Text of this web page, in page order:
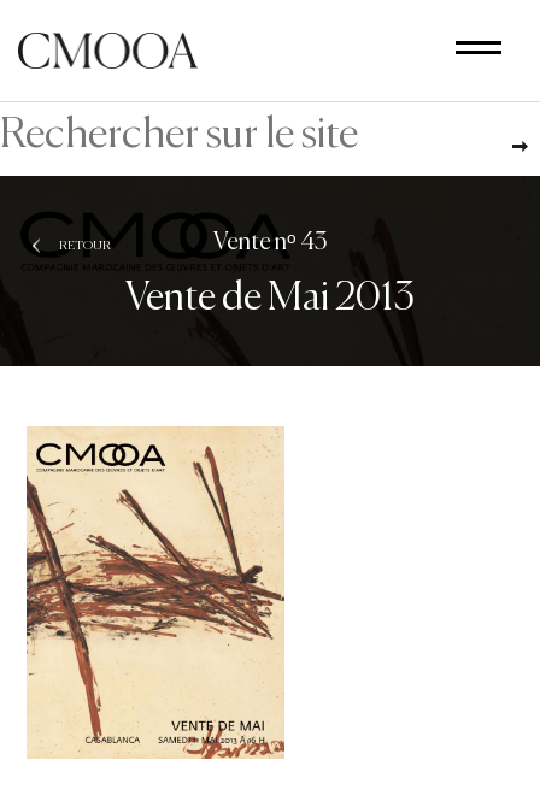
contenu
principal
RETOUR Vente nᵒ 43
Vente de Mai 2013